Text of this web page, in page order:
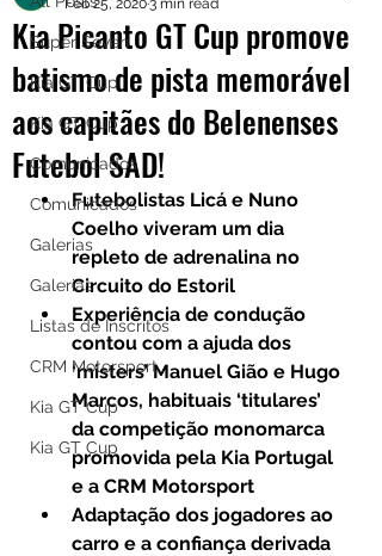
Super Seven
Kia GT Cup
Kia GT Cup
Comunicados
Comunicados
Galerias
Galerias
Listas de Inscritos
CRM Motorsport
Kia GT Cup
Kia GT Cup
Kia Picanto GT Cup promove
batismo de pista memorável
aos capitães do Belenenses
Futebol SAD!
Feb 25, 20203 min read
Futebolistas Licá e Nuno
Coelho viveram um dia
repleto de adrenalina no
Circuito do Estoril
Experiência de condução
contou com a ajuda dos
‘misters’ Manuel Gião e Hugo
Marcos, habituais ‘titulares’
da competição monomarca
promovida pela Kia Portugal
e a CRM Motorsport
Adaptação dos jogadores ao
carro e a confiança derivada